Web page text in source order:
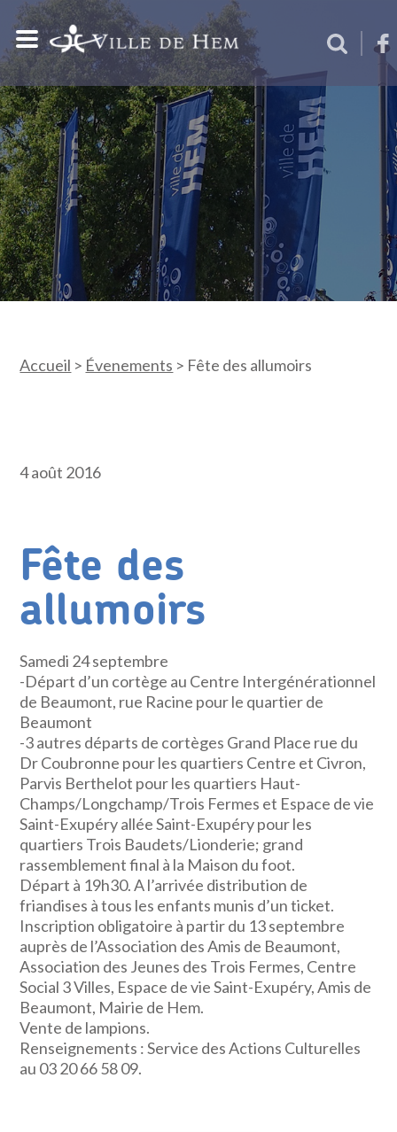
Accueil > Évenements > Fête des allumoirs
4 août 2016
Fête des
allumoirs
Samedi 24 septembre
-Départ d’un cortège au Centre Intergénérationnel
de Beaumont, rue Racine pour le quartier de
Beaumont
-3 autres départs de cortèges Grand Place rue du
Dr Coubronne pour les quartiers Centre et Civron,
Parvis Berthelot pour les quartiers Haut-
Champs/Longchamp/Trois Fermes et Espace de vie
Saint-Exupéry allée Saint-Exupéry pour les
quartiers Trois Baudets/Lionderie; grand
rassemblement final à la Maison du foot.
Départ à 19h30. A l’arrivée distribution de
friandises à tous les enfants munis d’un ticket.
Inscription obligatoire à partir du 13 septembre
auprès de l’Association des Amis de Beaumont,
Association des Jeunes des Trois Fermes, Centre
Social 3 Villes, Espace de vie Saint-Exupéry, Amis de
Beaumont, Mairie de Hem.
Vente de lampions.
Renseignements : Service des Actions Culturelles
au 03 20 66 58 09.